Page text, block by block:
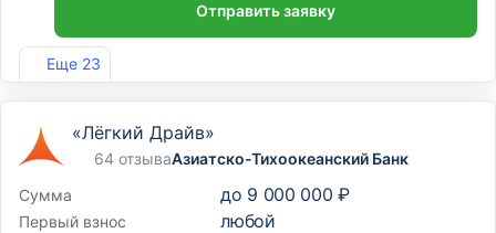
Еще 23
Отправить заявку
Лиц. №963
«Лёгкий Драйв»
64 отзываАзиатско-Тихоокеанский Банк
Сумма
до 9 000 000 ₽
Первый взнос любой